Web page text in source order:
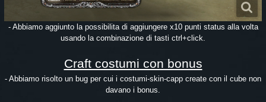
- Abbiamo aggiunto la possibilita di aggiungere x10 punti status alla volta
usando la combinazione di tasti ctrl+click.
Craft costumi con bonus
- Abbiamo risolto un bug per cui i costumi-skin-capp create con il cube non
davano i bonus.